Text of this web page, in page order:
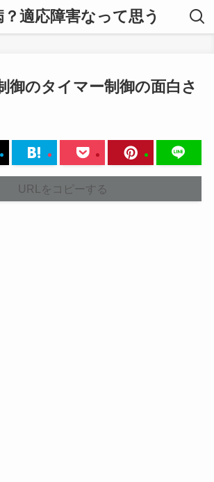
？適応障害なって思う
御のタイマー制御の面白さ
URLをコピーする